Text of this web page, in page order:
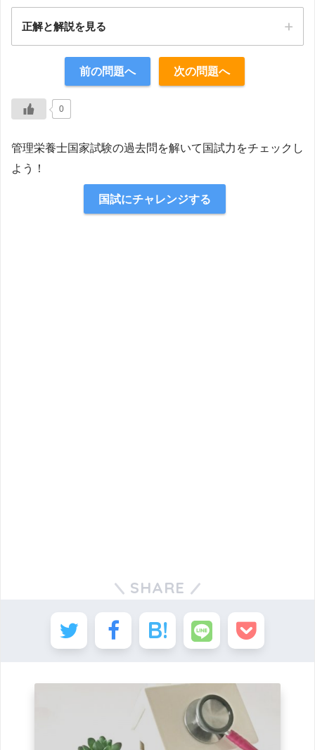
正解と解説を見る
前の問題へ 次の問題へ
0
管理栄養士国家試験の過去問を解いて国試力をチェックし
よう！
国試にチャレンジする
SHARE